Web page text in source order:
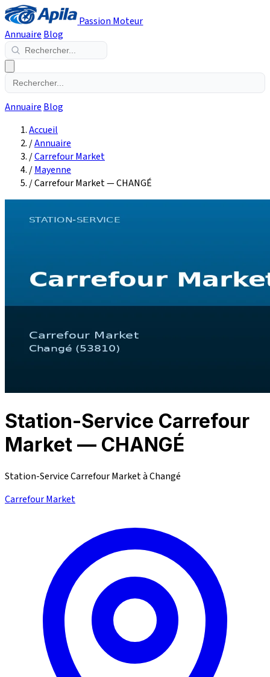
Passion Moteur
Annuaire Blog
Annuaire Blog
Accueil
/Annuaire
/Carrefour Market
/Mayenne
/Carrefour Market — CHANGÉ
Station-Service Carrefour
Market — CHANGÉ
Station-Service Carrefour Market à Changé
Carrefour Market